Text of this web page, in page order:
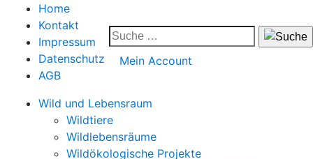
Home
Kontakt
Impressum
Datenschutz
AGB
Mein Account
Wild und Lebensraum
Wildtiere
Wildlebensräume
Wildökologische Projekte